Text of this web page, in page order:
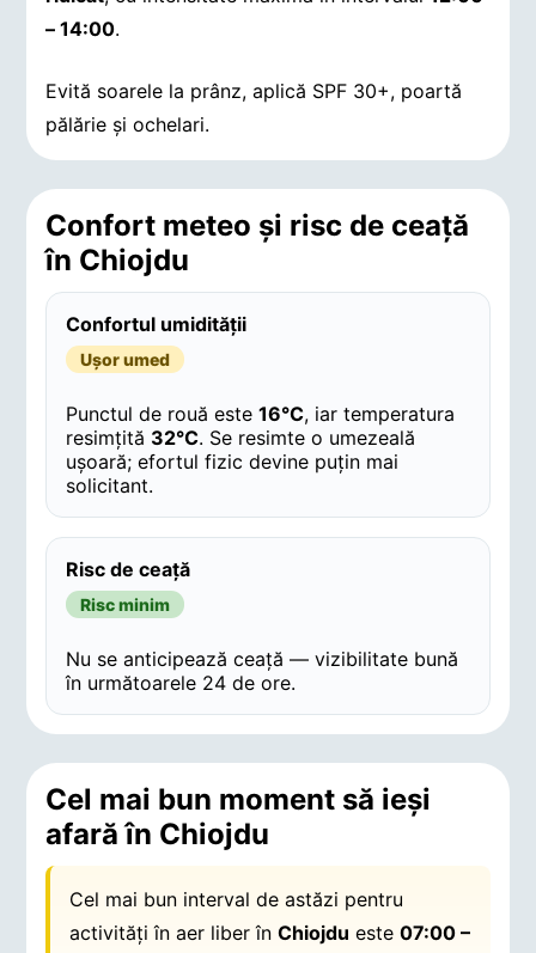
– 14:00.
Evită soarele la prânz, aplică SPF 30+, poartă
pălărie și ochelari.
Confort meteo și risc de ceață
în Chiojdu
Confortul umidității
Ușor umed
Punctul de rouă este16°C, iar temperatura
resimțită 32°C. Se resimte o umezeală
ușoară; efortul fizic devine puțin mai
solicitant.
Risc de ceață
Risc minim
Nu se anticipează ceață — vizibilitate bună
în următoarele 24 de ore.
Cel mai bun moment să ieși
afară în Chiojdu
Cel mai bun interval de astăzi pentru
activități în aer liber înChiojdu este07:00 –